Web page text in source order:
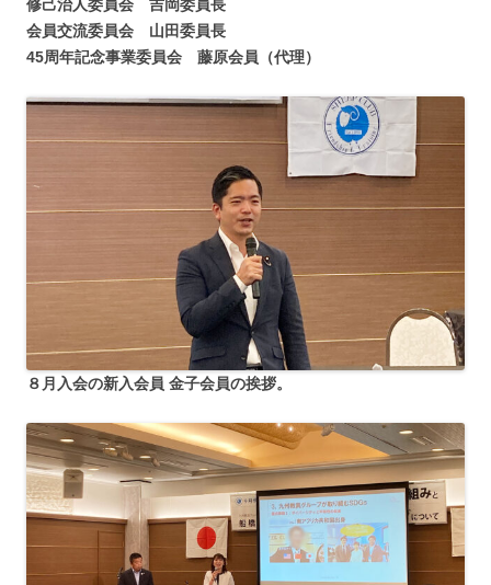
修己治人委員会 吉岡委員長
会員交流委員会 山田委員長
45周年記念事業委員会 藤原会員（代理）
８月入会の新入会員 金子会員の挨拶。